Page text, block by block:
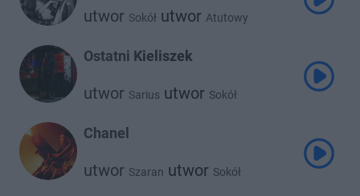
utwor Sokół utwor Atutowy
Ostatni Kieliszek
utwor Sarius utwor Sokół
Chanel
utwor Szaran utwor Sokół